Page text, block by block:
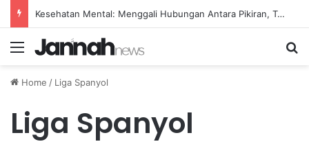
Kesehatan Mental: Menggali Hubungan Antara Pikiran, Tubuh, dan Emosi secara Mendalam
Menu
Home / Liga Spanyol
Liga Spanyol